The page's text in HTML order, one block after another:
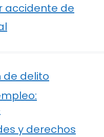
accidente de
de delito
y derechos